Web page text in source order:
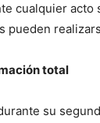
cualquier acto
pueden
total
su